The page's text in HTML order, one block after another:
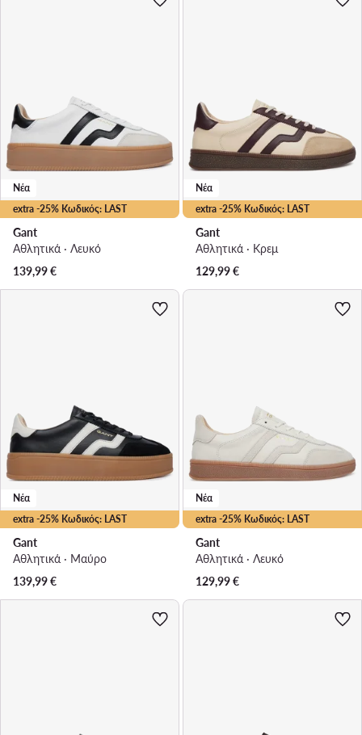
extra -25% Κωδικός: LAST
Νέα
Gant
Αθλητικά · Λευκό
139,99€
extra -25% Κωδικός: LAST
Νέα
Gant
Αθλητικά · Κρεμ
129,99€
extra -25% Κωδικός: LAST
Νέα
Gant
Αθλητικά · Μαύρο
139,99€
extra -25% Κωδικός: LAST
Νέα
Gant
Αθλητικά · Λευκό
129,99€